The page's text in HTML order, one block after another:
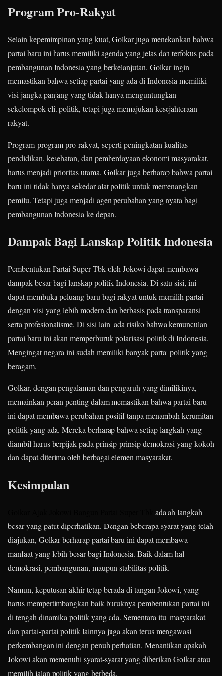
Program Pro-Rakyat
Selain kepemimpinan yang kuat, Golkar juga menekankan bahwa
partai baru ini harus memiliki agenda yang jelas dan terfokus pada
pembangunan Indonesia yang berkelanjutan. Golkar ingin
memastikan bahwa setiap partai yang ada di Indonesia memiliki
visi jangka panjang yang tidak hanya menguntungkan
sekelompok elit politik, tetapi juga memajukan kesejahteraan
rakyat.
Program-program pro-rakyat, seperti peningkatan kualitas
pendidikan, kesehatan, dan pemberdayaan ekonomi masyarakat,
harus menjadi prioritas utama. Golkar juga berharap bahwa partai
baru ini tidak hanya sekedar alat politik untuk memenangkan
pemilu. Tetapi juga menjadi agen perubahan yang nyata bagi
pembangunan Indonesia ke depan.
Dampak Bagi Lanskap Politik Indonesia
Pembentukan Partai Super Tbk oleh Jokowi dapat membawa
dampak besar bagi lanskap politik Indonesia. Di satu sisi, ini
dapat membuka peluang baru bagi rakyat untuk memilih partai
dengan visi yang lebih modern dan berbasis pada transparansi
serta profesionalisme. Di sisi lain, ada risiko bahwa kemunculan
partai baru ini akan memperburuk polarisasi politik di Indonesia.
Mengingat negara ini sudah memiliki banyak partai politik yang
beragam.
Golkar, dengan pengalaman dan pengaruh yang dimilikinya,
memainkan peran penting dalam memastikan bahwa partai baru
ini dapat membawa perubahan positif tanpa menambah kerumitan
politik yang ada. Mereka berharap bahwa setiap langkah yang
diambil harus berpijak pada prinsip-prinsip demokrasi yang kokoh
dan dapat diterima oleh berbagai elemen masyarakat.
Kesimpulan
adalah langkah
besar yang patut diperhatikan. Dengan beberapa syarat yang telah
diajukan, Golkar berharap partai baru ini dapat membawa
manfaat yang lebih besar bagi Indonesia. Baik dalam hal
demokrasi, pembangunan, maupun stabilitas politik.
Namun, keputusan akhir tetap berada di tangan Jokowi, yang
harus mempertimbangkan baik buruknya pembentukan partai ini
di tengah dinamika politik yang ada. Sementara itu, masyarakat
dan partai-partai politik lainnya juga akan terus mengawasi
perkembangan ini dengan penuh perhatian. Menantikan apakah
Jokowi akan memenuhi syarat-syarat yang diberikan Golkar atau
memilih jalan politik yang berbeda.